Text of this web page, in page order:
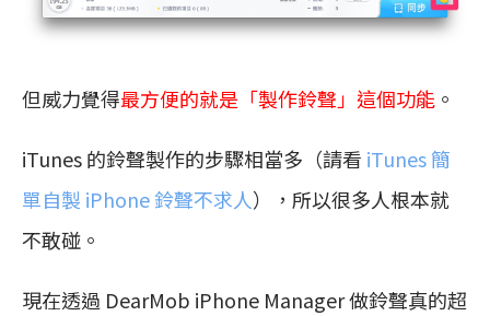
但威力覺得最方便的就是「製作鈴聲」這個功能 。
iTunes 的鈴聲製作的步驟相當多（請看 iTunes 簡
單自製 iPhone 鈴聲不求人），所以很多人根本就
不敢碰。
現在透過 DearMob iPhone Manager 做鈴聲真的超